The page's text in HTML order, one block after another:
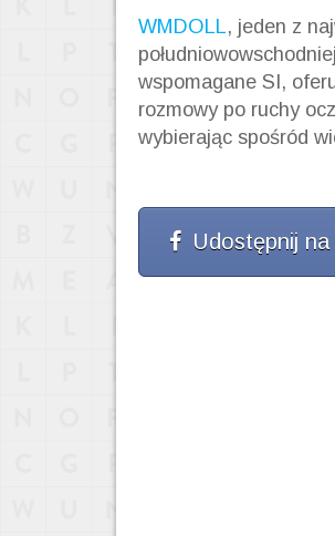
WMDOLL, jeden z
wspomagane SI,
rozmowy po ruchy
wybierając spośród
Udostępnij